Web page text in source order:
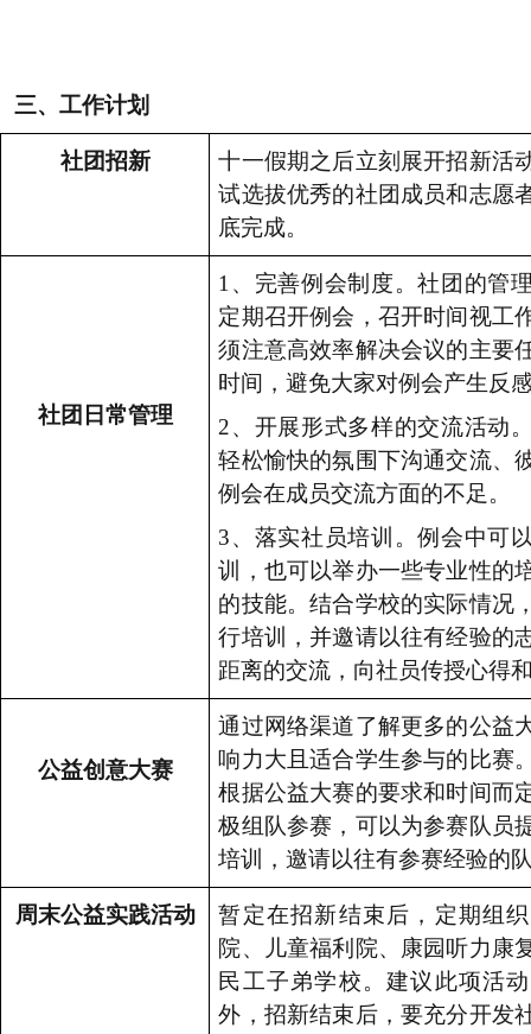
三、工作计划
社团招新
十一假期之后立刻展开招新活
试选拔优秀的社团成员和志愿
底完成。
社团日常管理
1、完善例会制度。社团的管
定期召开例会，召开时间视工
须注意高效率解决会议的主要
时间，避免大家对例会产生反
2、开展形式多样的交流活动
轻松愉快的氛围下沟通交流、
例会在成员交流方面的不足。
3、落实社员培训。例会中可
训，也可以举办一些专业性的
的技能。结合学校的实际情况
行培训，并邀请以往有经验的
距离的交流，向社员传授心得
公益创意大赛
通过网络渠道了解更多的公益
响力大且适合学生参与的比赛
根据公益大赛的要求和时间而
极组队参赛，可以为参赛队员
培训，邀请以往有参赛经验的
周末公益实践活动
暂定在招新结束后，定期组
院、儿童福利院、康园听力康
民工子弟学校。建议此项活
外，招新结束后，要充分开发